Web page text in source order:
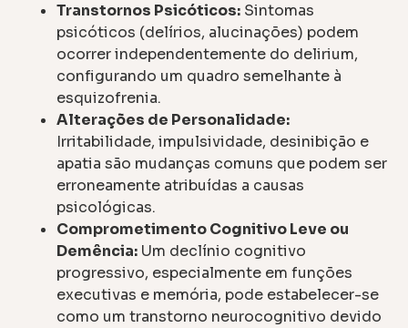
Transtornos Psicóticos: Sintomas
psicóticos (delírios, alucinações) podem
ocorrer independentemente do delirium,
configurando um quadro semelhante à
esquizofrenia.
Alterações de Personalidade:
Irritabilidade, impulsividade, desinibição e
apatia são mudanças comuns que podem ser
erroneamente atribuídas a causas
psicológicas.
Comprometimento Cognitivo Leve ou
Demência: Um declínio cognitivo
progressivo, especialmente em funções
executivas e memória, pode estabelecer-se
como um transtorno neurocognitivo devido